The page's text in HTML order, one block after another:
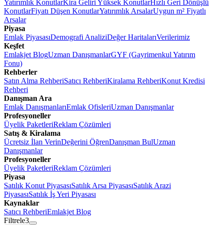
Yatırımlık KonutlarKira Geliri Yüksek KonutlarHızlı Geri Dönüşlü
KonutlarFiyatı Düşen KonutlarYatırımlık ArsalarUygun m² Fiyatlı
Arsalar
Piyasa
Emlak PiyasasıDemografi AnaliziDeğer HaritalarıVerilerimiz
Keşfet
Emlakjet BlogUzman DanışmanlarGYF (Gayrimenkul Yatırım
Fonu)
Rehberler
Satın Alma RehberiSatıcı RehberiKiralama RehberiKonut Kredisi
Rehberi
Danışman Ara
Emlak DanışmanlarıEmlak OfisleriUzman Danışmanlar
Profesyoneller
Üyelik PaketleriReklam Çözümleri
Satış & Kiralama
Ücretsiz İlan VerinDeğerini ÖğrenDanışman BulUzman
Danışmanlar
Profesyoneller
Üyelik PaketleriReklam Çözümleri
Piyasa
Satılık Konut PiyasasıSatılık Arsa PiyasasıSatılık Arazi
PiyasasıSatılık İş Yeri Piyasası
Kaynaklar
Satıcı RehberiEmlakjet Blog
Filtrele3